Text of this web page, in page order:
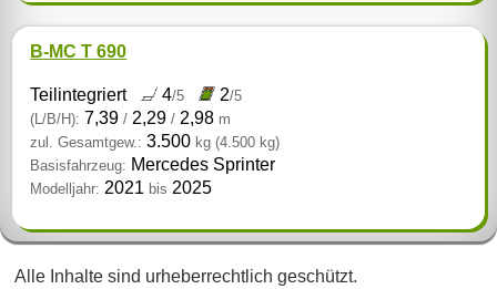
B-MC T 690
Teilintegriert 4/5 2/5
(L/B/H): 7,39/ 2,29/ 2,98 m
zul. Gesamtgew.: 3.500 kg (4.500 kg)
Basisfahrzeug: Mercedes Sprinter
Modelljahr: 2021 bis 2025
Alle Inhalte sind urheberrechtlich geschützt.